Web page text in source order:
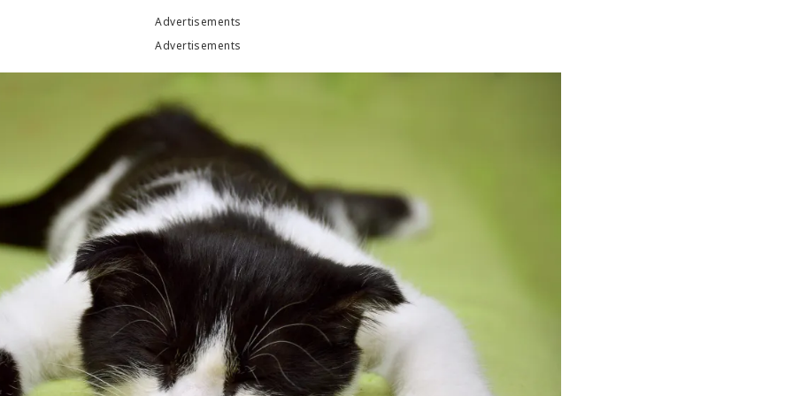
Advertisements
Advertisements